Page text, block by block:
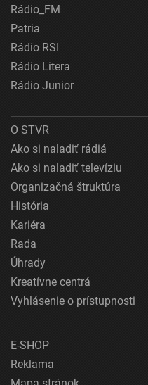
Rádio_FM
Patria
Rádio RSI
Rádio Litera
Rádio Junior
O STVR
Ako si naladiť rádiá
Ako si naladiť televíziu
Organizačná štruktúra
História
Kariéra
Rada
Úhrady
Kreatívne centrá
Vyhlásenie o prístupnosti
E-SHOP
Reklama